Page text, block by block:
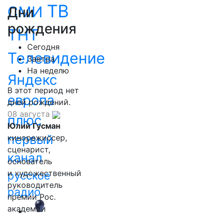
СМИ ТВ
ТНТ
Телевидение
Яндекс
европа
плюс
первый
канал
русское
радио
Дни
рождения
Сегодня
Завтра
На неделю
В этот период нет
дней рождений.
08 августа
Юлий Гусман
кинорежиссер,
сценарист,
основатель
и художественный
руководитель
премии Рос.
академии